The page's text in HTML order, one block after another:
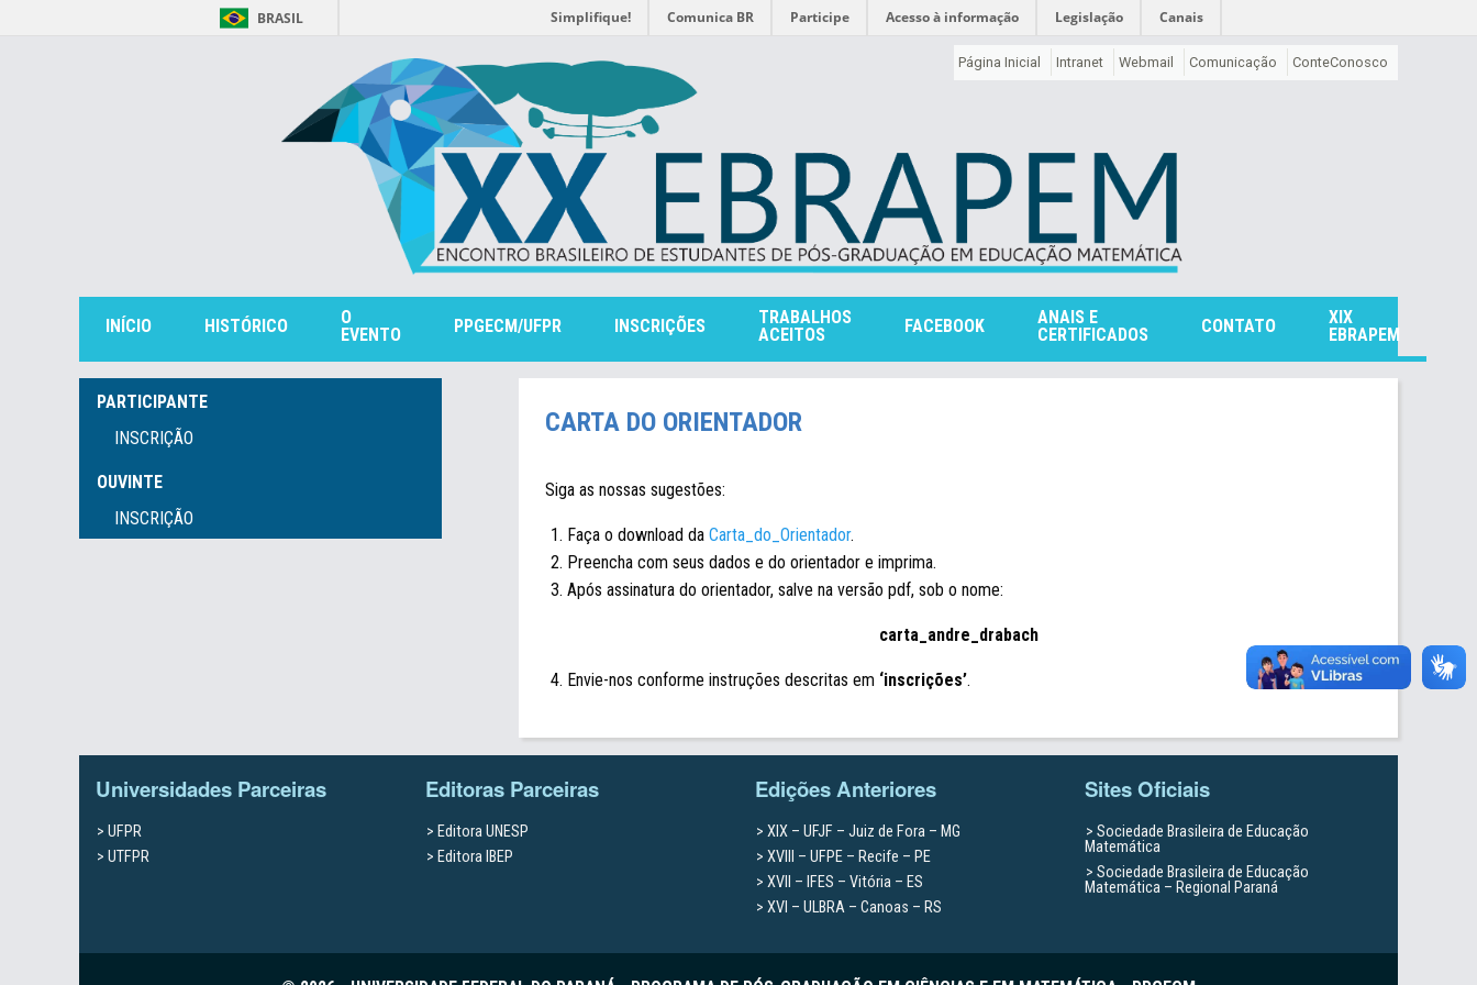
BRASIL Simplifique! Comunica BR Participe Acesso à informação Legislação Canais
Página Inicial Intranet Webmail Comunicação ConteConosco
INÍCIO HISTÓRICO
O
EVENTO
PPGECM/UFPR INSCRIÇÕES
TRABALHOS
ACEITOS
FACEBOOK
ANAIS E
CERTIFICADOS
CONTATO
XIX
EBRAPEM
PARTICIPANTE
INSCRIÇÃO
OUVINTE
INSCRIÇÃO
CARTA DO ORIENTADOR
Siga as nossas sugestões:
Faça o download da Carta_do_Orientador.
Preencha com seus dados e do orientador e imprima.
Após assinatura do orientador, salve na versão pdf, sob o nome:
carta_andre_drabach
Envie-nos conforme instruções descritas em ‘inscrições’.
Universidades Parceiras
UFPR
UTFPR
Editoras Parceiras
Editora UNESP
Editora IBEP
Edições Anteriores
XIX – UFJF – Juiz de Fora – MG
XVIII – UFPE – Recife – PE
XVII – IFES – Vitória – ES
XVI – ULBRA – Canoas – RS
Sites Oficiais
Sociedade Brasileira de Educação
Matemática
Sociedade Brasileira de Educação
Matemática – Regional Paraná